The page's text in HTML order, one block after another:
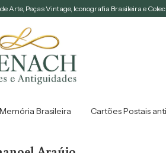
Arte, Peças Vintage, Iconografia Brasileira e
Memória Brasileira Cartões Postais